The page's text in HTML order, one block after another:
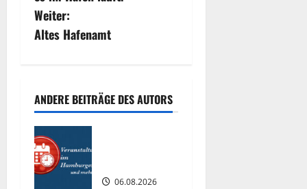
i
t
a
g
s
Weiter:
Altes Hafenamt
ANDERE BEITRÄGE DES AUTORS
06.08.2026